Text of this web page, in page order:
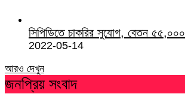
সিপিডিতে চাকরির সুযোগ, বেতন ৫৫,০০০
2022-05-14
আরও দেখুন
জনপ্রিয় সংবাদ